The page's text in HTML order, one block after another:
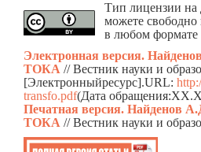
Тип лицензии на
можете
в любом формате
Электронная версия.
ТОКА // Вестник науки и
[Электронныйресурс].URL:
transfo.pdf(Дата
Печатная версия.
ТОКА // Вестник науки и